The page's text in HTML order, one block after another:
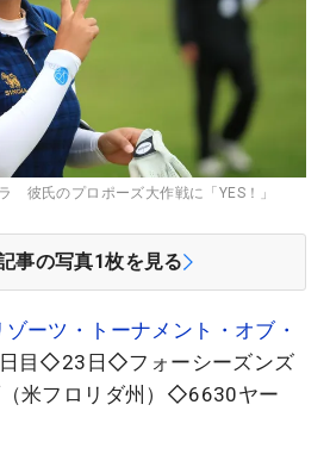
彼氏のプロポーズ大作戦に「YES！」
事の写真1枚を見る
ーツ・トーナメント・オブ・
目◇23日◇フォーシーズンズ
米フロリダ州）◇6630ヤー